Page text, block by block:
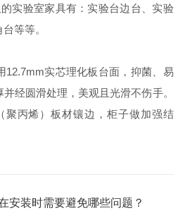
验室家具有：实验台边台、实验
等等。
实芯理化板台面，抑菌、易
经圆滑处理，美观且光滑不伤手。
聚丙烯）板材镶边，柜子做加强结
安装时需要避免哪些问题？